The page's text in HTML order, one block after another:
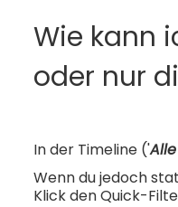
Wie kann
oder nur
In der Timeline ('
Wenn du jedoch
Klick den Quick-